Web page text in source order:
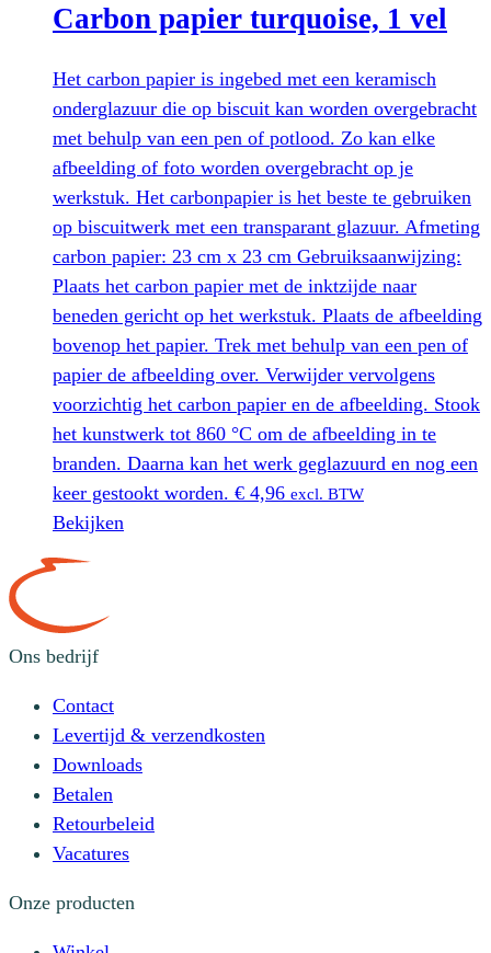
Carbon papier turquoise, 1 vel
Het carbon papier is ingebed met een keramisch
onderglazuur die op biscuit kan worden overgebracht
met behulp van een pen of potlood. Zo kan elke
afbeelding of foto worden overgebracht op je
werkstuk. Het carbonpapier is het beste te gebruiken
op biscuitwerk met een transparant glazuur. Afmeting
carbon papier: 23 cm x 23 cm Gebruiksaanwijzing:
Plaats het carbon papier met de inktzijde naar
beneden gericht op het werkstuk. Plaats de afbeelding
bovenop het papier. Trek met behulp van een pen of
papier de afbeelding over. Verwijder vervolgens
voorzichtig het carbon papier en de afbeelding. Stook
het kunstwerk tot 860 °C om de afbeelding in te
branden. Daarna kan het werk geglazuurd en nog een
keer gestookt worden. € 4,96 excl. BTW
Bekijken
Ons bedrijf
Contact
Levertijd & verzendkosten
Downloads
Betalen
Retourbeleid
Vacatures
Onze producten